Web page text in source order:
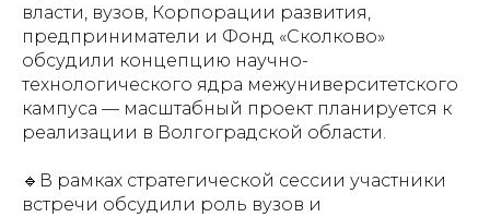
власти, вузов, Корпорации развития,
предприниматели и Фонд «Сколково»
обсудили концепцию научно-
технологического ядра межуниверситетского
кампуса — масштабный проект планируется к
реализации в Волгоградской области.
🔹️В рамках стратегической сессии участники
встречи обсудили роль вузов и